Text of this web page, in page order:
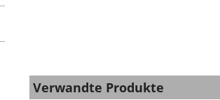
Verwandte Produkte